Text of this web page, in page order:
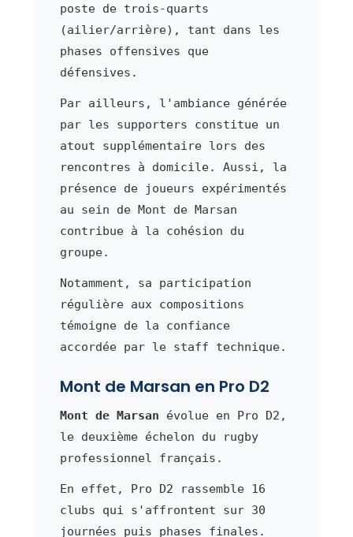
poste de trois-quarts
(ailier/arrière), tant dans les
phases offensives que
défensives.
Par ailleurs, l'ambiance générée
par les supporters constitue un
atout supplémentaire lors des
rencontres à domicile. Aussi, la
présence de joueurs expérimentés
au sein de Mont de Marsan
contribue à la cohésion du
groupe.
Notamment, sa participation
régulière aux compositions
témoigne de la confiance
accordée par le staff technique.
Mont de Marsan en Pro D2
Mont de Marsan évolue en Pro D2,
le deuxième échelon du rugby
professionnel français.
En effet, Pro D2 rassemble 16
clubs qui s'affrontent sur 30
journées puis phases finales.